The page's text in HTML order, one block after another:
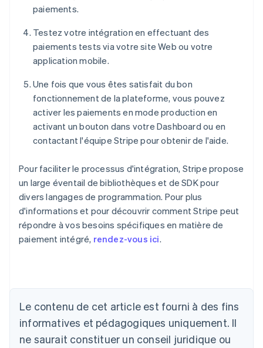
paiements.
Testez votre intégration en effectuant des
paiements tests via votre site Web ou votre
application mobile.
Une fois que vous êtes satisfait du bon
fonctionnement de la plateforme, vous pouvez
activer les paiements en mode production en
activant un bouton dans votre Dashboard ou en
contactant l'équipe Stripe pour obtenir de l'aide.
Pour faciliter le processus d'intégration, Stripe propose
un large éventail de bibliothèques et de SDK pour
divers langages de programmation. Pour plus
d'informations et pour découvrir comment Stripe peut
répondre à vos besoins spécifiques en matière de
paiement intégré, rendez-vous ici.
Le contenu de cet article est fourni à des fins
informatives et pédagogiques uniquement. Il
ne saurait constituer un conseil juridique ou
DeutschEnglish
Australie
English
Autriche
DeutschEnglish